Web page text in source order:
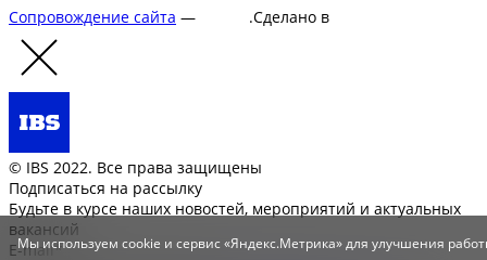
Сопровождение сайта — .Сделано в
© IBS 2022. Все права защищены
Подписаться на рассылку
Будьте в курсе наших новостей, мероприятий и актуальных
вакансий
E-mail*
Мы используем cookie и сервис «Яндекс.Метрика» для улучшения